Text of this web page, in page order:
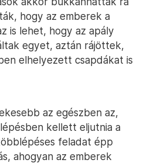
hogy az emberek a
is lehet, hogy az apály
egyet, aztán rájöttek,
elhelyezett csapdákat is
az egészben az,
kellett eljutnia a
feladat épp
ahogyan az emberek